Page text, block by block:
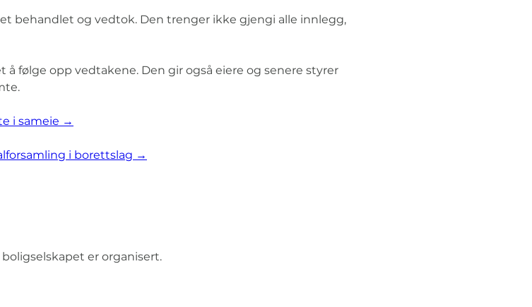
behandlet og vedtok. Den trenger ikke gjengi alle innlegg,
følge opp vedtakene. Den gir også eiere og senere styrer
i sameie →
i borettslag →
er organisert.